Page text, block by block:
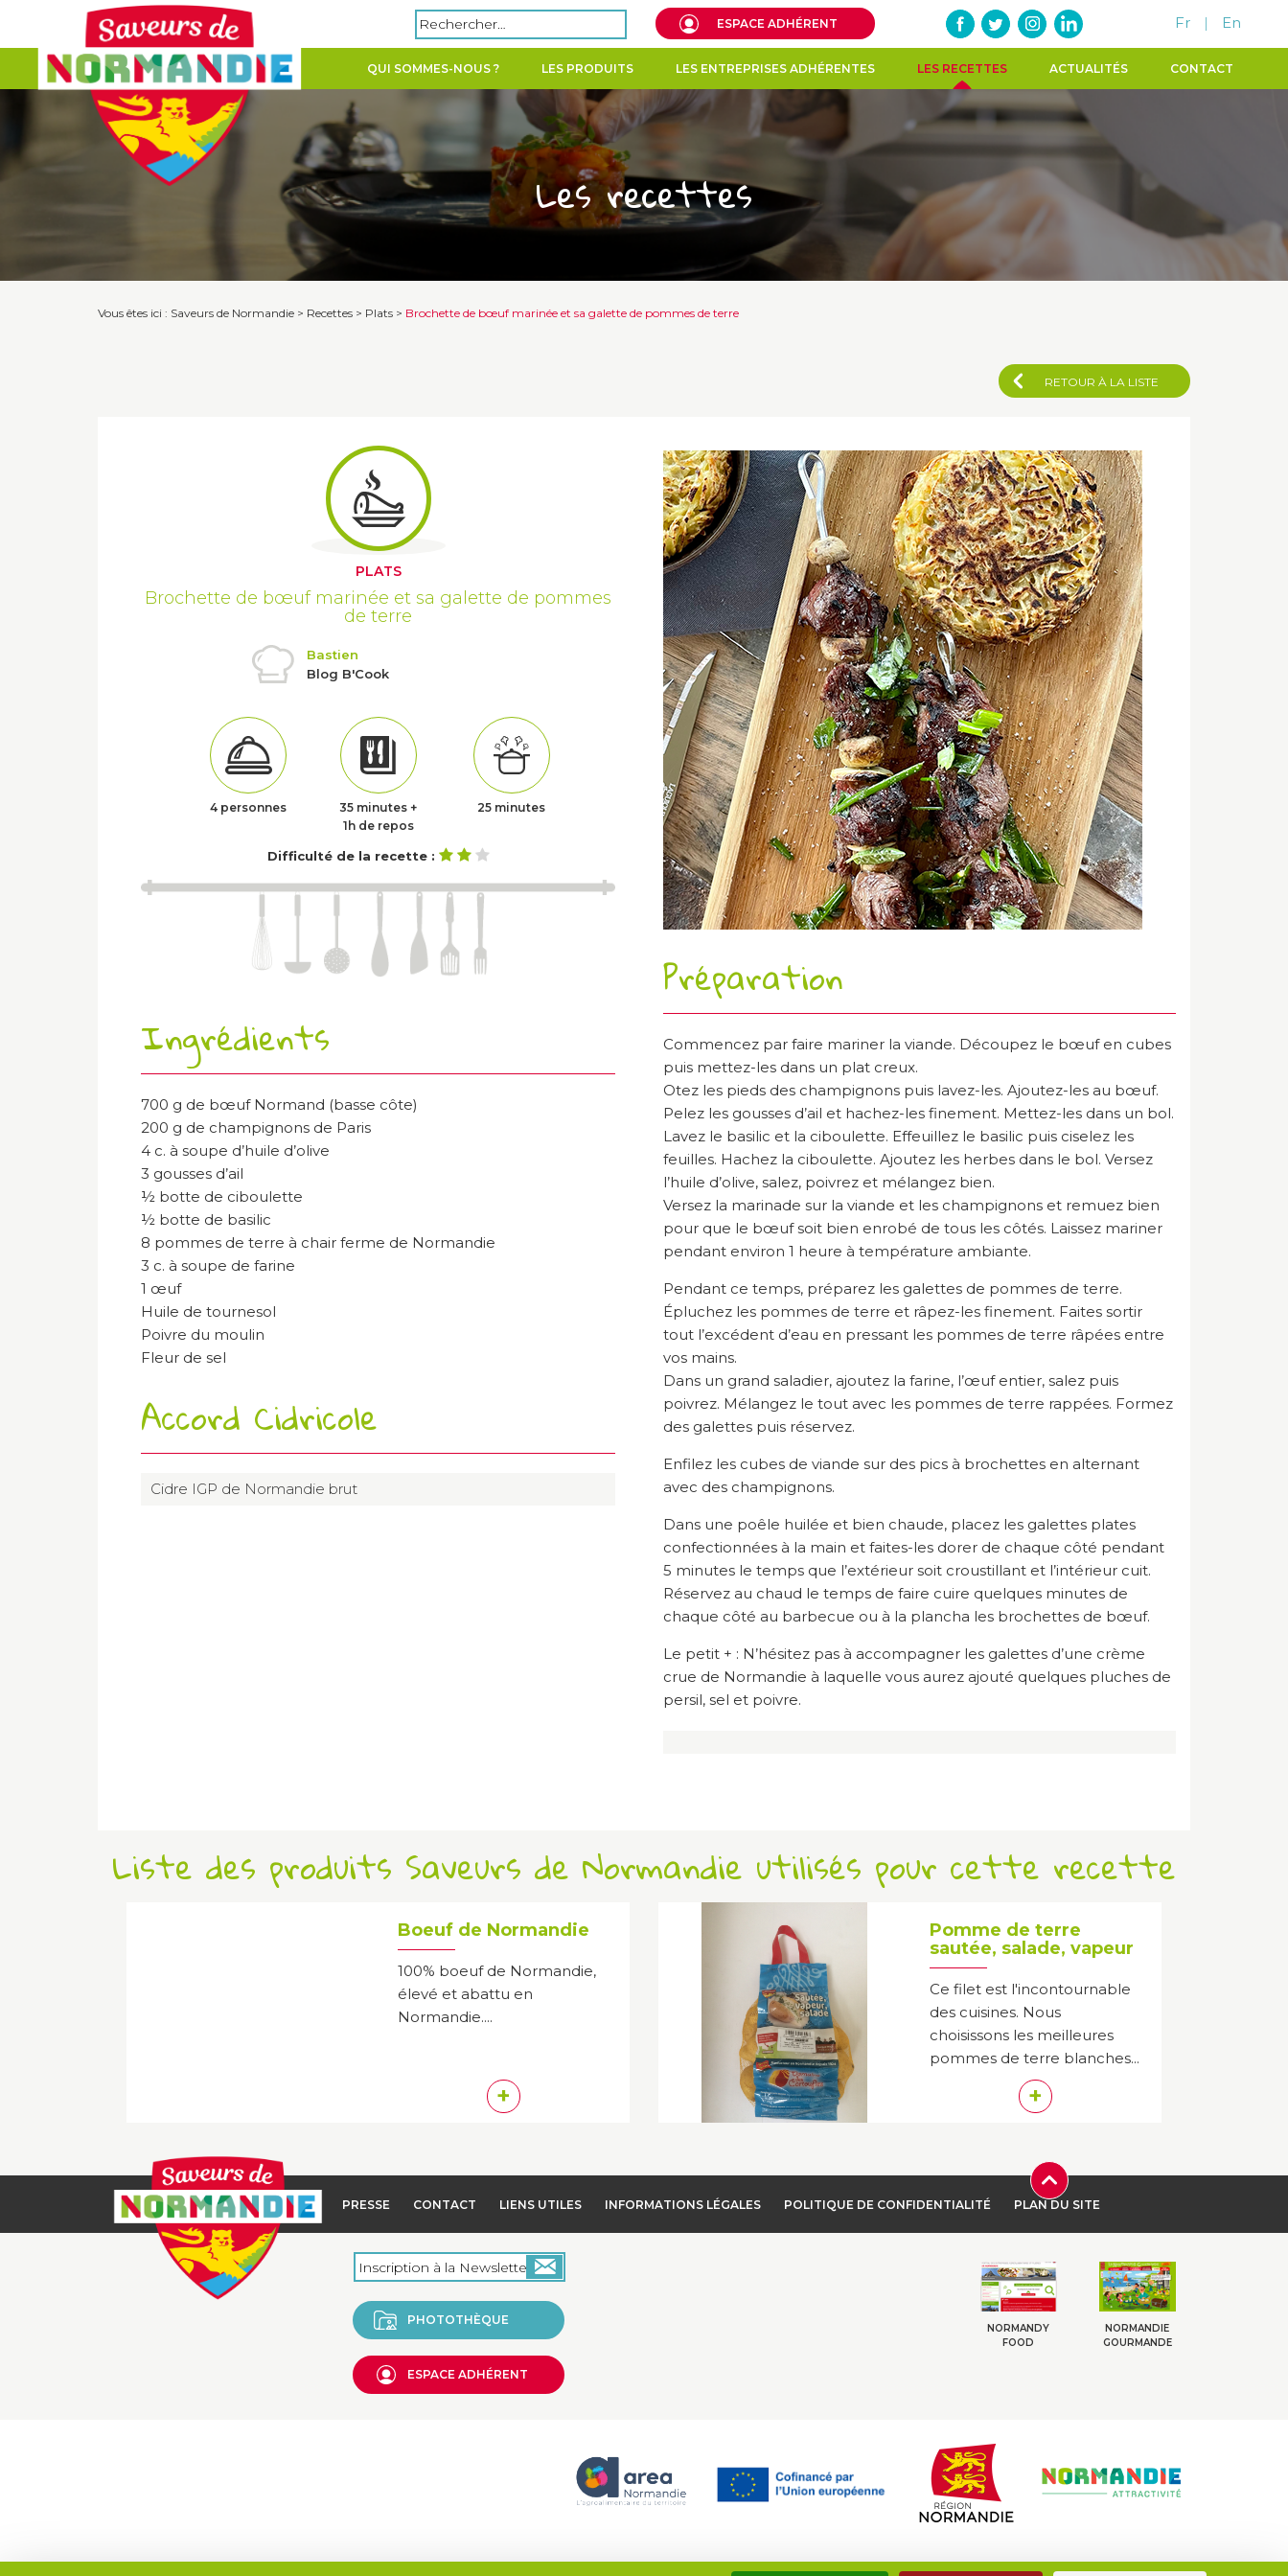
Rechercher : ESPACE ADHÉRENT Fr | En
QUI SOMMES-NOUS ? LES PRODUITS LES ENTREPRISES ADHÉRENTES LES RECETTES ACTUALITÉS CONTACT
Les recettes
Vous êtes ici : Saveurs de Normandie > Recettes > Plats > Brochette de bœuf marinée et sa galette de pommes de terre
RETOUR À LA LISTE
PLATS
Brochette de bœuf marinée et sa galette de pommes
de terre
Bastien
Blog B'Cook
4 personnes
35 minutes +
1h de repos
25 minutes
Difficulté de la recette :
Ingrédients
700 g de bœuf Normand (basse côte)
200 g de champignons de Paris
4 c. à soupe d’huile d’olive
3 gousses d’ail
½ botte de ciboulette
½ botte de basilic
8 pommes de terre à chair ferme de Normandie
3 c. à soupe de farine
1 œuf
Huile de tournesol
Poivre du moulin
Fleur de sel
Accord Cidricole
Cidre IGP de Normandie brut
Préparation
Commencez par faire mariner la viande. Découpez le bœuf en cubes
puis mettez-les dans un plat creux.
Otez les pieds des champignons puis lavez-les. Ajoutez-les au bœuf.
Pelez les gousses d’ail et hachez-les finement. Mettez-les dans un bol.
Lavez le basilic et la ciboulette. Effeuillez le basilic puis ciselez les
feuilles. Hachez la ciboulette. Ajoutez les herbes dans le bol. Versez
l’huile d’olive, salez, poivrez et mélangez bien.
Versez la marinade sur la viande et les champignons et remuez bien
pour que le bœuf soit bien enrobé de tous les côtés. Laissez mariner
pendant environ 1 heure à température ambiante.
Pendant ce temps, préparez les galettes de pommes de terre.
Épluchez les pommes de terre et râpez-les finement. Faites sortir
tout l’excédent d’eau en pressant les pommes de terre râpées entre
vos mains.
Dans un grand saladier, ajoutez la farine, l’œuf entier, salez puis
poivrez. Mélangez le tout avec les pommes de terre rappées. Formez
des galettes puis réservez.
Enfilez les cubes de viande sur des pics à brochettes en alternant
avec des champignons.
Dans une poêle huilée et bien chaude, placez les galettes plates
confectionnées à la main et faites-les dorer de chaque côté pendant
5 minutes le temps que l’extérieur soit croustillant et l’intérieur cuit.
Réservez au chaud le temps de faire cuire quelques minutes de
chaque côté au barbecue ou à la plancha les brochettes de bœuf.
Le petit + : N’hésitez pas à accompagner les galettes d’une crème
crue de Normandie à laquelle vous aurez ajouté quelques pluches de
persil, sel et poivre.
Liste des produits Saveurs de Normandie utilisés pour cette recette
Boeuf de Normandie
100% boeuf de Normandie,
élevé et abattu en
Normandie....
+
Pomme de terre
sautée, salade, vapeur
Ce filet est l'incontournable
des cuisines. Nous
choisissons les meilleures
pommes de terre blanches...
+
PRESSE CONTACT LIENS UTILES INFORMATIONS LÉGALES POLITIQUE DE CONFIDENTIALITÉ PLAN DU SITE
PHOTOTHÈQUE
ESPACE ADHÉRENT
NORMANDY
FOOD
NORMANDIE
GOURMANDE
Panneau de gestion des cookies